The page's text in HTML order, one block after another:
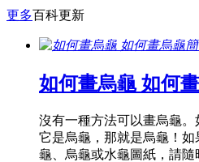
更多百科更新
如何畫烏龜 如何
沒有一種方法可以畫烏龜
它是烏龜，那就是烏龜！
龜、烏龜或水龜圖紙，請隨